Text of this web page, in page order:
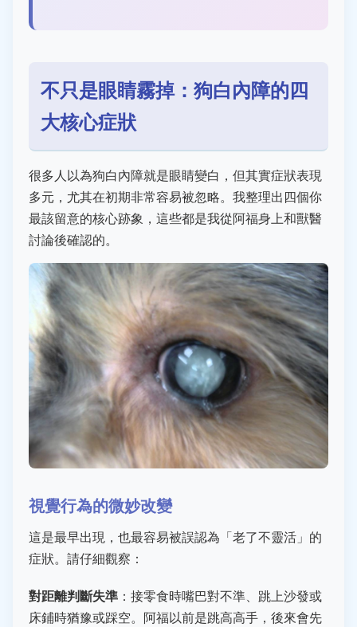
不只是眼睛霧掉：狗白內障的四
大核心症狀
很多人以為狗白內障就是眼睛變白，但其實症狀表現
多元，尤其在初期非常容易被忽略。我整理出四個你
最該留意的核心跡象，這些都是我從阿福身上和獸醫
討論後確認的。
視覺行為的微妙改變
這是最早出現，也最容易被誤認為「老了不靈活」的
症狀。請仔細觀察：
對距離判斷失準 ：接零食時嘴巴對不準、跳上沙發或
床鋪時猶豫或踩空。阿福以前是跳高高手，後來會先